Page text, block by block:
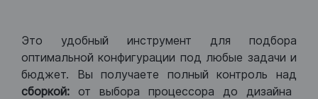
Это удобный инструмент для подбора
оптимальной конфигурации под любые задачи и
бюджет. Вы получаете полный контроль над
сборкой: от выбора процессора до дизайна